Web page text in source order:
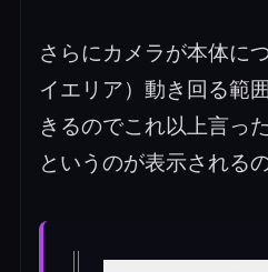
さらにカメラが本体に
イエリア）動き回る範
きるのでこれ以上言っ
というのが表示される